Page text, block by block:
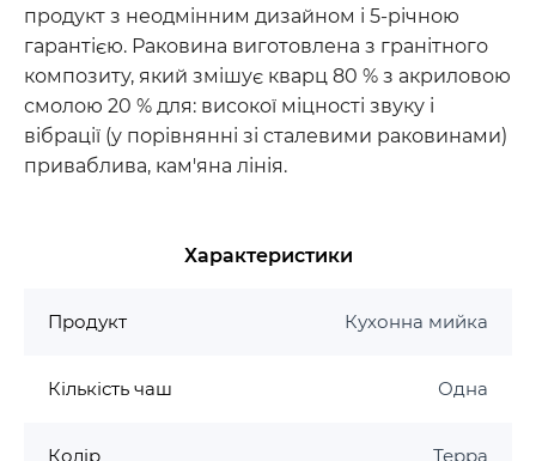
продукт з неодмінним дизайном і 5-річною
гарантією. Раковина виготовлена з гранітного
композиту, який змішує кварц 80 % з акриловою
смолою 20 % для: високої міцності звуку і
вібрації (у порівнянні зі сталевими раковинами)
приваблива, кам'яна лінія.
Характеристики
Продукт Кухонна мийка
Кількість чаш Одна
Колір Терра